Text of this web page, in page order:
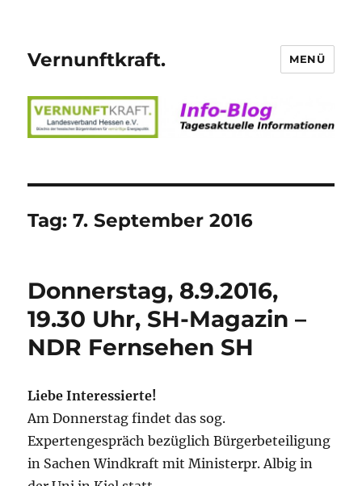
Vernunftkraft. MENÜ
Tag:7. September 2016
Donnerstag, 8.9.2016,
19.30 Uhr, SH-Magazin –
NDR Fernsehen SH
Liebe Interessierte!
Am Donnerstag findet das sog.
Expertengespräch bezüglich Bürgerbeteiligung
in Sachen Windkraft mit Ministerpr. Albig in